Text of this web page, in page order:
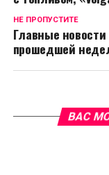
НЕ ПРОПУСТИТЕ
Главные
прошедшей
ВАС